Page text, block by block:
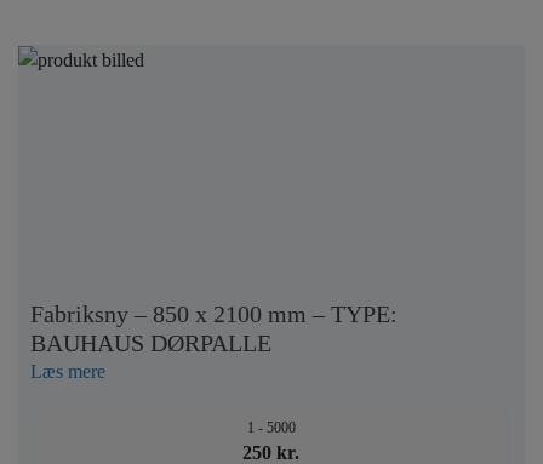
Fabriksny – 850 x 2100 mm – TYPE:
BAUHAUS DØRPALLE
Læs mere
1 - 5000
250 kr.